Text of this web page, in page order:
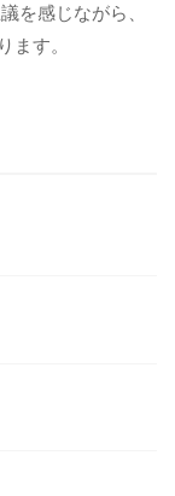
を感じながら、
ます。